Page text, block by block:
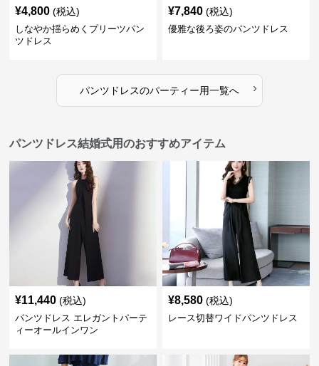
¥4,800 (税込)
しなやか揺らめくプリーツパン
ツドレス
¥7,840 (税込)
優雅な後ろ姿のパンツドレス
パンツドレスのパーティー用一覧へ ›
パンツドレス結婚式用のおすすめアイテム
¥11,440 (税込)
パンツドレス エレガントパーテ
ィーオールインワン
¥8,580 (税込)
レース切替ワイドパンツドレス